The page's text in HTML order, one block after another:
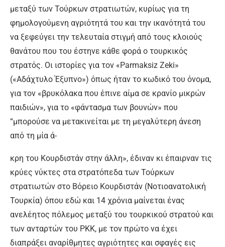
μεταξύ των Τούρκων στρατιωτών, κυρίως για τη
φημολογούμενη αγριότητά του και την ικανότητά του
να ξεφεύγει την τελευταία στιγμή από τους κλοιούς
θανάτου που του έστηνε κάθε φορά ο τουρκικός
στρατός. Οι ιστορίες για τον «Parmaksiz Zeki»
(«Αδάχτυλο Έξυπνο») όπως ήταν το κωδικό του όνομα,
για τον «βρυκόλακα που έπινε αίμα σε κρανίο μικρών
παιδιών», για το «φάντασμα των βουνών» που
“μπορούσε να μετακινείται με τη μεγαλύτερη άνεση
από τη μία ά-
κρη του Κουρδιστάν στην άλλη», έδιναν κι έπαιρναν τις
κρύες νύκτες στα στρατόπεδα των Τούρκων
στρατιωτών στο Βόρειο Κουρδιστάν (Νοτιοανατολική
Τουρκία) όπου εδώ και 14 χρόνια μαίνεται ένας
ανελέητος πόλεμος μεταξύ του τουρκικού στρατού και
των ανταρτών του ΡΚΚ, με τον πρώτο να έχει
διαπράξει αναρίθμητες αγριότητες και σφαγές εις